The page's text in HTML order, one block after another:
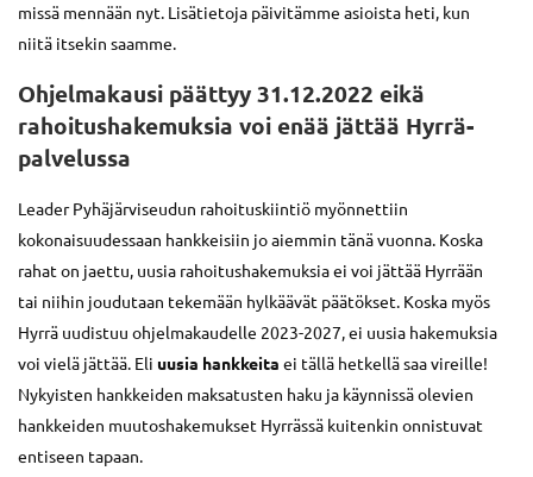
missä mennään nyt. Lisätietoja päivitämme asioista heti, kun
niitä itsekin saamme.
Ohjelmakausi päättyy 31.12.2022 eikä
rahoitushakemuksia voi enää jättää Hyrrä-
palvelussa
Leader Pyhäjärviseudun rahoituskiintiö myönnettiin
kokonaisuudessaan hankkeisiin jo aiemmin tänä vuonna. Koska
rahat on jaettu, uusia rahoitushakemuksia ei voi jättää Hyrrään
tai niihin joudutaan tekemään hylkäävät päätökset. Koska myös
Hyrrä uudistuu ohjelmakaudelle 2023-2027, ei uusia hakemuksia
voi vielä jättää. Eli uusia hankkeita ei tällä hetkellä saa vireille!
Nykyisten hankkeiden maksatusten haku ja käynnissä olevien
hankkeiden muutoshakemukset Hyrrässä kuitenkin onnistuvat
entiseen tapaan.